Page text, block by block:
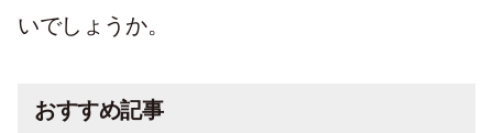
いでしょうか。
おすすめ記事